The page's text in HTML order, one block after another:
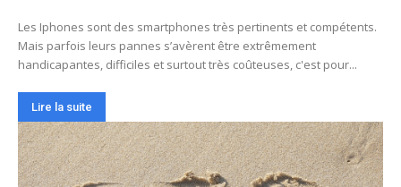
Les Iphones sont des smartphones très pertinents et compétents.
Mais parfois leurs pannes s’avèrent être extrêmement
handicapantes, difficiles et surtout très coûteuses, c'est pour...
Lire la suite